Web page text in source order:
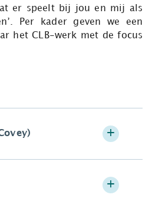
er speelt bij jou en mij als
Per kader geven we een
het CLB-werk met de focus